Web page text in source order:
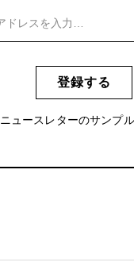
登録する
ニュースレターのサンプ